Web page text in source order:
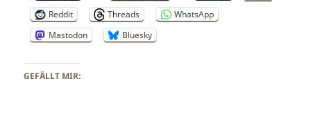
Reddit
Threads
WhatsApp
Mastodon
Bluesky
GEFÄLLT MIR: